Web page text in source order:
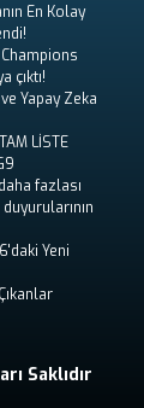
En Kolay
​​Champions
çıktı!
Yapay Zeka
LİSTE
fazlası
Yeni
Saklıdır